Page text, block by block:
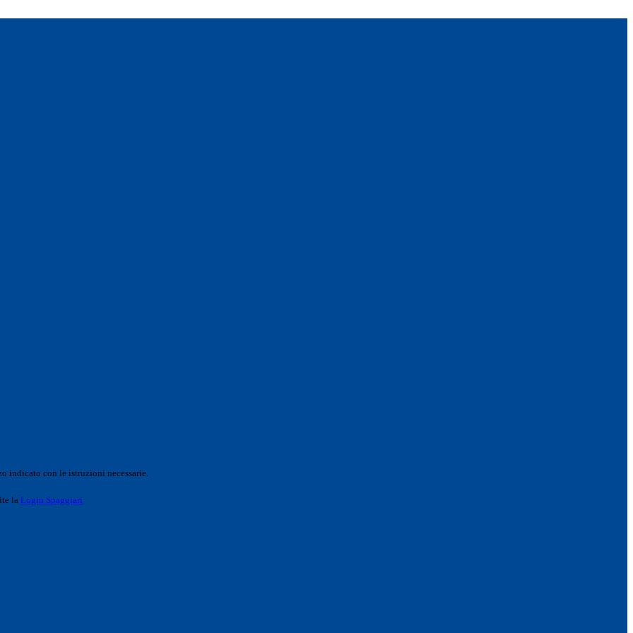
indicato con le istruzioni necessarie.
la Login Spaggiari